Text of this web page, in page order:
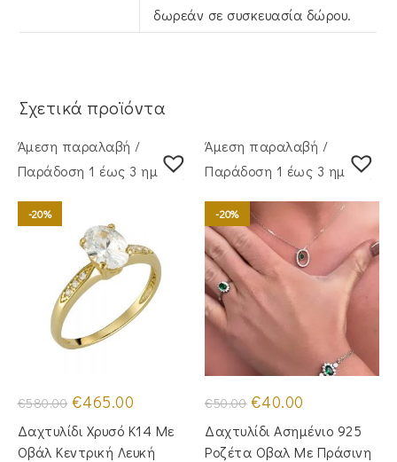
δωρεάν σε συσκευασία δώρου.
Σχετικά προϊόντα
Άμεση παραλαβή /
Παράδoση 1 έως 3 ημέρες
-20%
€580.00 Original
price
was:
€580.00.
€465.00
τιμή
είναι:
€465.00.
Δαχτυλίδι Χρυσό Κ14 Με
Οβάλ Κεντρική Λευκή
Άμεση παραλαβή /
Παράδoση 1 έως 3 ημέρες
-20%
€50.00 Original
price
was:
€50.00.
€40.00
τιμή
είναι:
€40.00.
Δαχτυλίδι Ασημένιο 925
Ροζέτα Οβαλ Με Πράσινη